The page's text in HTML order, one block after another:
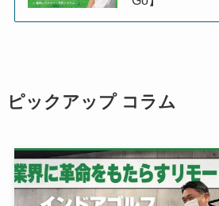
ピックアップ コラム